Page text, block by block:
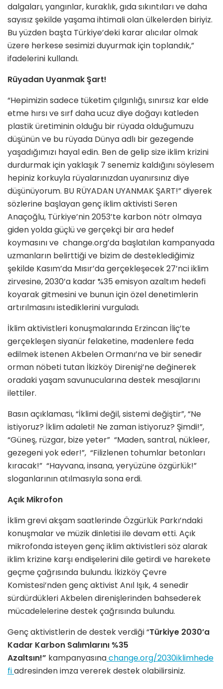
dalgaları, yangınlar, kuraklık, gıda sıkıntıları ve daha
sayısız şekilde yaşama ihtimali olan ülkelerden biriyiz.
Bu yüzden başta Türkiye’deki karar alıcılar olmak
üzere herkese sesimizi duyurmak için toplandık,”
ifadelerini kullandı.
Rüyadan Uyanmak Şart!
“Hepimizin sadece tüketim çılgınlığı, sınırsız kar elde
etme hırsı ve sırf daha ucuz diye doğayı katleden
plastik üretiminin olduğu bir rüyada olduğumuzu
düşünün ve bu rüyada Dünya adlı bir gezegende
yaşadığımızı hayal edin. Ben de gelip size iklim krizini
durdurmak için yaklaşık 7 senemiz kaldığını söylesem
hepiniz korkuyla rüyalarınızdan uyanırsınız diye
düşünüyorum. BU RÜYADAN UYANMAK ŞART!” diyerek
sözlerine başlayan genç iklim aktivisti Seren
Anaçoğlu, Türkiye’nin 2053’te karbon nötr olmaya
giden yolda güçlü ve gerçekçi bir ara hedef
koymasını ve change.org’da başlatılan kampanyada
uzmanların belirttiği ve bizim de desteklediğimiz
şekilde Kasım’da Mısır’da gerçekleşecek 27’nci iklim
zirvesine, 2030’a kadar %35 emisyon azaltım hedefi
koyarak gitmesini ve bunun için özel denetimlerin
artırılmasını istediklerini vurguladı.
İklim aktivistleri konuşmalarında Erzincan İliç’te
gerçekleşen siyanür felaketine, madenlere feda
edilmek istenen Akbelen Ormanı’na ve bir senedir
orman nöbeti tutan İkizköy Direnişi’ne değinerek
oradaki yaşam savunucularına destek mesajlarını
ilettiler.
Basın açıklaması, “İklimi değil, sistemi değiştir”, “Ne
istiyoruz? İklim adaleti! Ne zaman istiyoruz? Şimdi!”,
“Güneş, rüzgar, bize yeter” “Maden, santral, nükleer,
gezegeni yok eder!”, “Filizlenen tohumlar betonları
kıracak!” “Hayvana, insana, yeryüzüne özgürlük!”
sloganlarının atılmasıyla sona erdi.
Açık Mikrofon
İklim grevi akşam saatlerinde Özgürlük Parkı’ndaki
konuşmalar ve müzik dinletisi ile devam etti. Açık
mikrofonda isteyen genç iklim aktivistleri söz alarak
iklim krizine karşı endişelerini dile getirdi ve harekete
geçme çağrısında bulundu. İkizköy Çevre
Komistesi’nden genç aktivist Anıl Işık, 4 senedir
sürdürdükleri Akbelen direnişlerinden bahsederek
mücadelelerine destek çağrısında bulundu.
Genç aktivistlerin de destek verdiği “Türkiye 2030’a
Kadar Karbon Salımlarını %35
Azaltsın!” kampanyasınachange.org/2030iklimhede
fiadresinden imza vererek destek olabilirsiniz.